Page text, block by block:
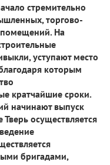
стремительно
торгово-
помещений. На
уступают место
которым
кратчайшие сроки.
начинают выпуск
Тверь осуществляется
бригадами,